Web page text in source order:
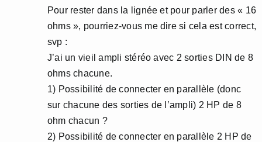
Pour rester dans la lignée et pour parler des « 16
ohms », pourriez-vous me dire si cela est correct,
svp :
J’ai un vieil ampli stéréo avec 2 sorties DIN de 8
ohms chacune.
1) Possibilité de connecter en parallèle (donc
sur chacune des sorties de l’ampli) 2 HP de 8
ohm chacun ?
2) Possibilité de connecter en parallèle 2 HP de